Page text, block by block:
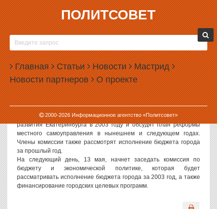
ПОЛИТСОВЕТ
Главная Статьи Новости Мастрид
Новости партнеров О проекте
2000-2026Информационное агентство «Политсовет»
11.05.2004, 11:19
ДЕПУТАТЫ ГОРДУМЫ ПРИСТУПЯТ К РАБОТЕ
Завтра в екатеринбургской гордуме будет заседать комиссия по
местному самоуправлению, на которой будут рассмотрены
изменения в думский регламент. Депутаты обсудят возможность
образовать в думе новую комиссию по торговле, бытовому
обслуживанию населения и развитию торгового рынка. Сейчас
эти вопросы курирует комиссия по городскому хозяйству. Кроме
того, депутаты рассмотрят итоги социально-экономического
развития Екатеринбурга в 2003 году и обсудят план реформы
местного самоуправления в нынешнем и следующем годах.
Члены комиссии также рассмотрят исполнение бюджета города
за прошлый год.
На следующий день, 13 мая, начнет заседать комиссия по
бюджету и экономической политике, которая будет
рассматривать исполнение бюджета города за 2003 год, а также
финансирование городских целевых программ.